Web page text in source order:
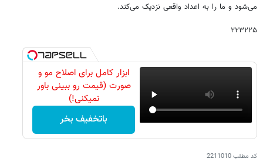
می‌شود و ما را به اعداد واقعی نزدیک می‌کند.
۲۲۳۲۲۵
ابزار کامل برای اصلاح مو و
صورت (قیمت رو ببینی باور
نمیکنی!)
باتخفیف بخر
کد مطلب2211010